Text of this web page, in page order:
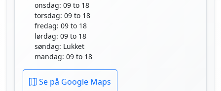
onsdag: 09 to 18
torsdag: 09 to 18
fredag: 09 to 18
lørdag: 09 to 18
søndag: Lukket
mandag: 09 to 18
Se på Google Maps